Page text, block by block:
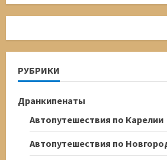
РУБРИКИ
Дранкипенаты
Автопутешествия по Карелии
Автопутешествия по